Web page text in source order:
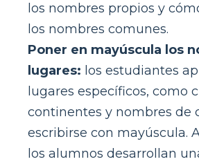
los nombres propios y
los nombres comunes.
Poner en mayúscula los
lugares: los estudiantes
lugares específicos, como
continentes y nombres de
escribirse con mayúscula.
los alumnos desarrollan